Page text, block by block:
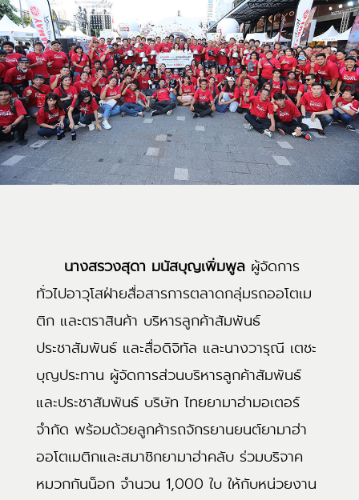
นางสรวงสุดา มนัสบุญเพิ่มพูลผู้จัดการ
ทั่วไปอาวุโสฝ่ายสื่อสารการตลาดกลุ่มรถออโตเม
ติก และตราสินค้า บริหารลูกค้าสัมพันธ์
ประชาสัมพันธ์ และสื่อดิจิทัล และนางวารุณี เตชะ
บุญประทาน ผู้จัดการส่วนบริหารลูกค้าสัมพันธ์
และประชาสัมพันธ์ บริษัท ไทยยามาฮ่ามอเตอร์
จำกัด พร้อมด้วยลูกค้ารถจักรยานยนต์ยามาฮ่า
ออโตเมติกและสมาชิกยามาฮ่าคลับ ร่วมบริจาค
หมวกกันน็อก จำนวน 1,000 ใบ ให้กับหน่วยงาน